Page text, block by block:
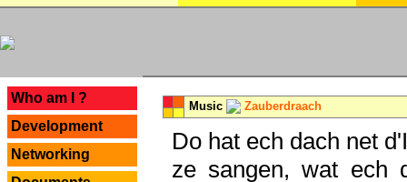
Who am I ?
Development
Networking
Music Zauberdraach
Do hat ech dach net
ze sangen, wat ech